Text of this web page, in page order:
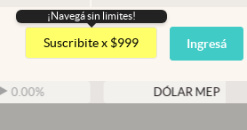
Argentina
España
USA
¡Navegá sin limites!
Suscribite x $999 Ingresá
DÓLAR MEP $ 1526,03